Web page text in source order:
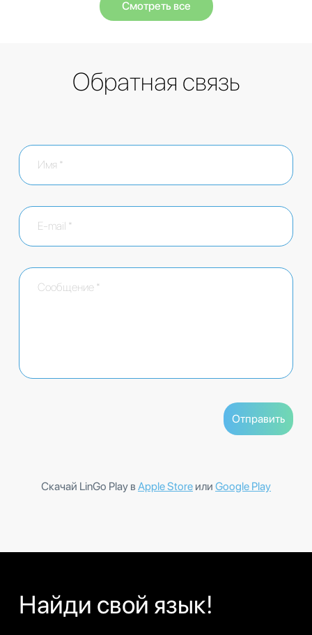
Смотреть все
Обратная связь
Скачай LinGo Play в Apple Store или Google Play
Найди свой язык!